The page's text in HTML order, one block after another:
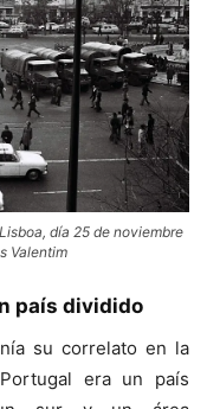
día 25 de noviembre
Valentim
país dividido
su correlato en la
era un país